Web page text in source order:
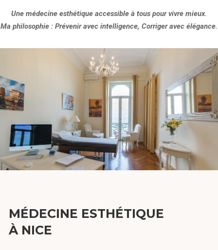
Une médecine esthétique accessible à tous pour vivre mieux.
Ma philosophie : Prévenir avec intelligence, Corriger avec élégance.
MÉDECINE ESTHÉTIQUE
À NICE